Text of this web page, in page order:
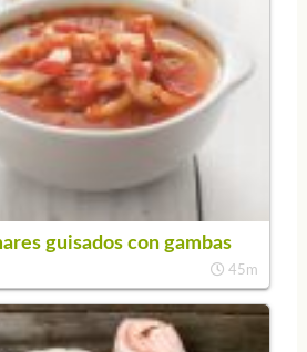
guisados con gambas
45m